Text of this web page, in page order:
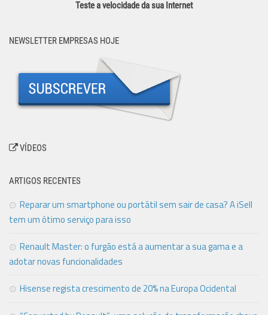
Teste a velocidade da sua Internet
NEWSLETTER EMPRESAS HOJE
VÍDEOS
ARTIGOS RECENTES
Reparar um smartphone ou portátil sem sair de casa? A iSell
tem um ótimo serviço para isso
Renault Master: o furgão está a aumentar a sua gama e a
adotar novas funcionalidades
Hisense regista crescimento de 20% na Europa Ocidental